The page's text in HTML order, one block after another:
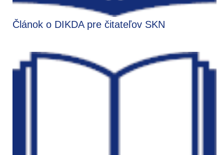
Článok o DIKDA pre čitateľov SKN